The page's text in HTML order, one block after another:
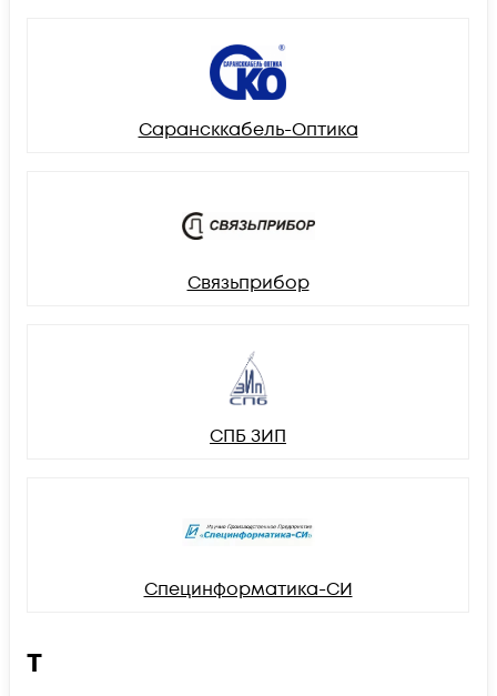
Сарансккабель-Оптика
Связьприбор
СПБ ЗИП
Специнформатика-СИ
Т